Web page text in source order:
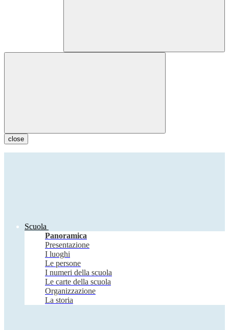
close
Scuola
Panoramica
Presentazione
I luoghi
Le persone
I numeri della scuola
Le carte della scuola
Organizzazione
La storia